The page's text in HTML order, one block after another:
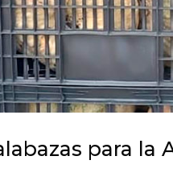
para la